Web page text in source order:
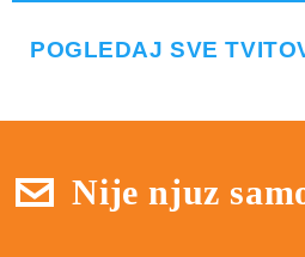
POGLEDAJ SVE
Nije njuz